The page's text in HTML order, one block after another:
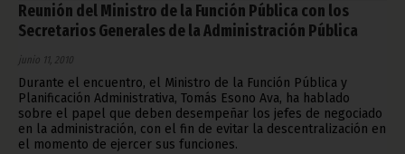
Reunión del Ministro de la Función Pública con los
Secretarios Generales de la Administración Pública
junio 11, 2010
Durante el encuentro, el Ministro de la Función Pública y
Planificación Administrativa, Tomás Esono Ava, ha hablado
sobre el papel que deben desempeñar los jefes de negociado
en la administración, con el fin de evitar la descentralización en
el momento de ejercer sus funciones.